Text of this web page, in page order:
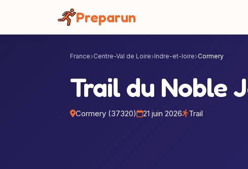
Preparun
France Centre-Val de Loire Indre-et-loire Cormery
Trail du Noble
Cormery (37320) 21 juin 2026 Trail